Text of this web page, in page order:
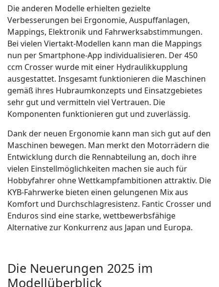
Die anderen Modelle erhielten gezielte
Verbesserungen bei Ergonomie, Auspuffanlagen,
Mappings, Elektronik und Fahrwerksabstimmungen.
Bei vielen Viertakt-Modellen kann man die Mappings
nun per Smartphone-App individualisieren. Der 450
ccm Crosser wurde mit einer Hydraulikkupplung
ausgestattet. Insgesamt funktionieren die Maschinen
gemäß ihres Hubraumkonzepts und Einsatzgebietes
sehr gut und vermitteln viel Vertrauen. Die
Komponenten funktionieren gut und zuverlässig.
Dank der neuen Ergonomie kann man sich gut auf den
Maschinen bewegen. Man merkt den Motorrädern die
Entwicklung durch die Rennabteilung an, doch ihre
vielen Einstellmöglichkeiten machen sie auch für
Hobbyfahrer ohne Wettkampfambitionen attraktiv. Die
KYB-Fahrwerke bieten einen gelungenen Mix aus
Komfort und Durchschlagresistenz. Fantic Crosser und
Enduros sind eine starke, wettbewerbsfähige
Alternative zur Konkurrenz aus Japan und Europa.
Die Neuerungen 2025 im
Modellüberblick